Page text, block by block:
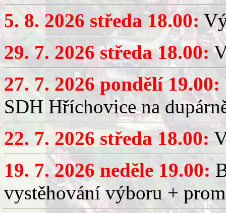
5. 8. 2026 středa 18.00:
29. 7. 2026 středa 18.00:
27. 7. 2026 pondělí 19.00:
SDH Hříchovice na
22. 7. 2026 středa 18.00:
19. 7. 2026 neděle 19.00:
vystěhování výboru +